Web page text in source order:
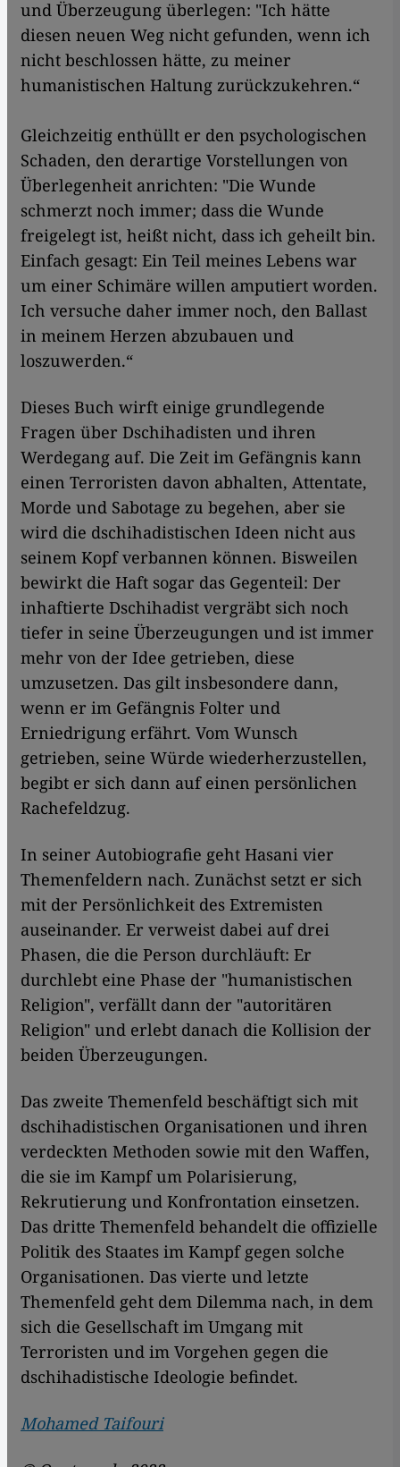
und Überzeugung überlegen: "Ich hätte
diesen neuen Weg nicht gefunden, wenn ich
nicht beschlossen hätte, zu meiner
humanistischen Haltung zurückzukehren.“
Gleichzeitig enthüllt er den psychologischen
Schaden, den derartige Vorstellungen von
Überlegenheit anrichten: "Die Wunde
schmerzt noch immer; dass die Wunde
freigelegt ist, heißt nicht, dass ich geheilt bin.
Einfach gesagt: Ein Teil meines Lebens war
um einer Schimäre willen amputiert worden.
Ich versuche daher immer noch, den Ballast
in meinem Herzen abzubauen und
loszuwerden.“
Dieses Buch wirft einige grundlegende
Fragen über Dschihadisten und ihren
Werdegang auf. Die Zeit im Gefängnis kann
einen Terroristen davon abhalten, Attentate,
Morde und Sabotage zu begehen, aber sie
wird die dschihadistischen Ideen nicht aus
seinem Kopf verbannen können. Bisweilen
bewirkt die Haft sogar das Gegenteil: Der
inhaftierte Dschihadist vergräbt sich noch
tiefer in seine Überzeugungen und ist immer
mehr von der Idee getrieben, diese
umzusetzen. Das gilt insbesondere dann,
wenn er im Gefängnis Folter und
Erniedrigung erfährt. Vom Wunsch
getrieben, seine Würde wiederherzustellen,
begibt er sich dann auf einen persönlichen
Rachefeldzug.
In seiner Autobiografie geht Hasani vier
Themenfeldern nach. Zunächst setzt er sich
mit der Persönlichkeit des Extremisten
auseinander. Er verweist dabei auf drei
Phasen, die die Person durchläuft: Er
durchlebt eine Phase der "humanistischen
Religion", verfällt dann der "autoritären
Religion" und erlebt danach die Kollision der
beiden Überzeugungen.
Das zweite Themenfeld beschäftigt sich mit
dschihadistischen Organisationen und ihren
verdeckten Methoden sowie mit den Waffen,
die sie im Kampf um Polarisierung,
Rekrutierung und Konfrontation einsetzen.
Das dritte Themenfeld behandelt die offizielle
Politik des Staates im Kampf gegen solche
Organisationen. Das vierte und letzte
Themenfeld geht dem Dilemma nach, in dem
sich die Gesellschaft im Umgang mit
Terroristen und im Vorgehen gegen die
dschihadistische Ideologie befindet.
Mohamed Taifouri